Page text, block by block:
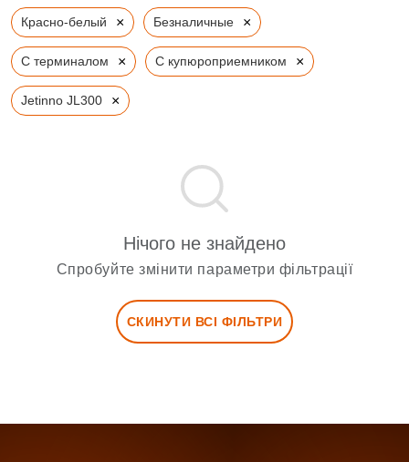
Красно-белый × Безналичные ×
С терминалом × С купюроприемником ×
Jetinno JL300 ×
Нічого не знайдено
Спробуйте змінити параметри фільтрації
СКИНУТИ ВСІ ФІЛЬТРИ